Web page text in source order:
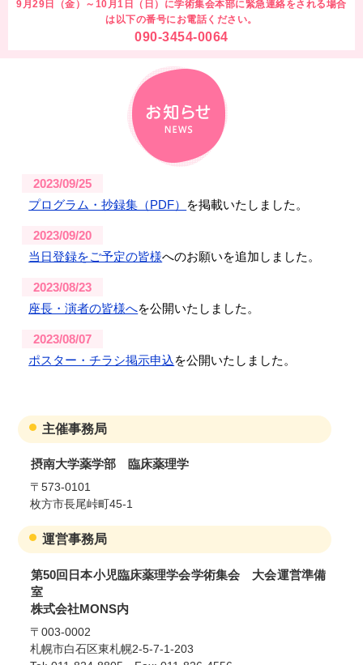
9月29日（金）～10月1日（日）に学術集会本部に緊急連絡をされる場合
は以下の番号にお電話ください。
090-3454-0064
2023/09/25
プログラム・抄録集（PDF）
を掲載いたしました。
2023/09/20
当日登録をご予定の皆様へのお願いを追加しました。
2023/08/23
座長・演者の皆様へを公開いたしました。
2023/08/07
ポスター・チラシ掲示申込を公開いたしました。
2023/07/07
参加登録を開始いたしました。
2023/06/22
2023/06/22
現地開催と共にライブ配信（※）を実施することとい
たしました。
オンデマンド配信はありません。
※事前登録者のみ（現地参加者はWeb視聴不可）
※Web視聴での研修単位は認められません。
2023/06/19
主催事務局
摂南大学薬学部 臨床薬理学
〒573-0101
枚方市長尾峠町45-1
運営事務局
第50回日本小児臨床薬理学会学術集会 大会運営準備
室
株式会社MONS内
〒003-0002
札幌市白石区東札幌2-5-7-1-203